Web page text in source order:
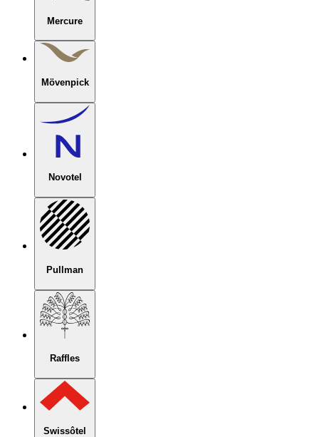
Mercure
Mövenpick
Novotel
Pullman
Raffles
Swissôtel